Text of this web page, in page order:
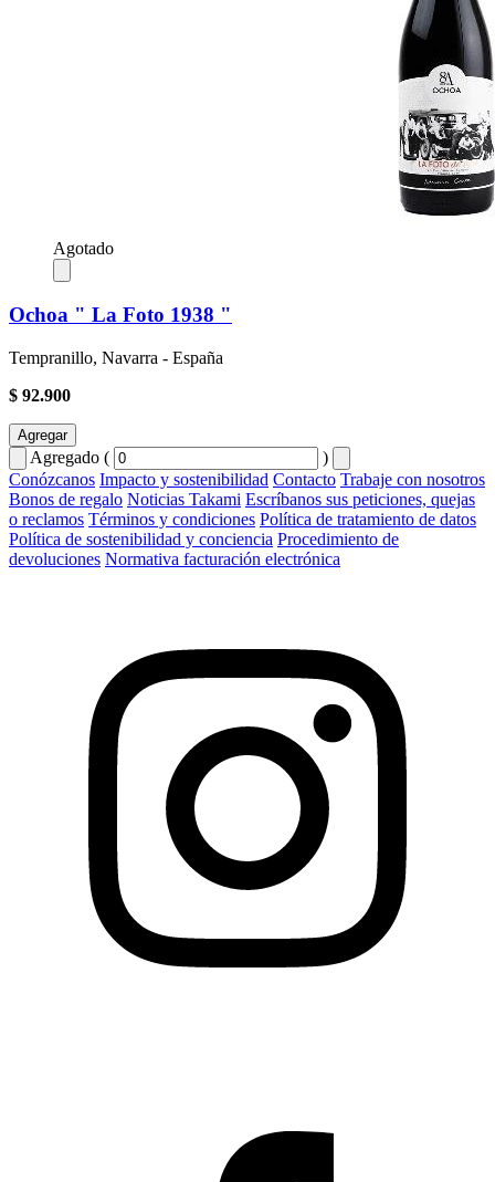
Agotado
Ochoa " La Foto 1938 "
Tempranillo, Navarra - España
$ 92.900
Agregar
Agregado (
)
Conózcanos Impacto y sostenibilidad Contacto Trabaje con nosotros
Bonos de regalo Noticias Takami Escríbanos sus peticiones, quejas
o reclamos Términos y condiciones Política de tratamiento de datos
Política de sostenibilidad y conciencia Procedimiento de
devoluciones Normativa facturación electrónica